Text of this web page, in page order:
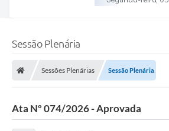
Sessão Plenária
Sessões Plenárias Sessão Plenária
Ata Nº 074/2026 - Aprovada